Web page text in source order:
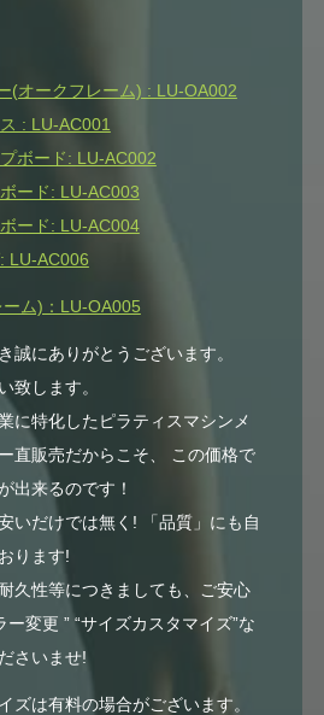
(オークフレーム) : LU-OA002
: LU-AC001
ボード: LU-AC002
ード: LU-AC003
ード: LU-AC004
LU-AC006
ム)：LU-OA005
誠にありがとうございます。
致します。
に特化したピラティスマシンメ
直販売だからこそ、 この価格で
出来るのです！
いだけでは無く! 「品質」にも自
ります!
久性等につきましても、ご安心
ー変更 ” “サイズカスタマイズ”な
さいませ!
ズは有料の場合がございます。